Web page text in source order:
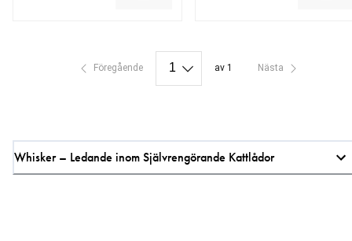
Föregående av 1 Nästa
Whisker – Ledande inom Självrengörande Kattlådor